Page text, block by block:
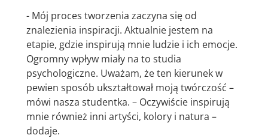
- Mój proces tworzenia zaczyna się od
znalezienia inspiracji. Aktualnie jestem na
etapie, gdzie inspirują mnie ludzie i ich emocje.
Ogromny wpływ miały na to studia
psychologiczne. Uważam, że ten kierunek w
pewien sposób ukształtował moją twórczość –
mówi nasza studentka. – Oczywiście inspirują
mnie również inni artyści, kolory i natura –
dodaje.